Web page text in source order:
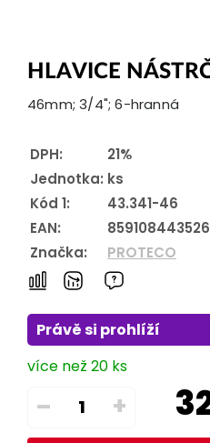
HLAVICE
46mm; 3/4"; 6-hranná
DPH:
21%
Jednotka: ks
Kód 1:
43.341-46
EAN:
Značka:
PROTECO
Právě si prohlíží
více než 20 ks
– +